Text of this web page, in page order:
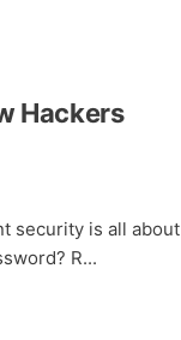
Hackers
security is all about
R...